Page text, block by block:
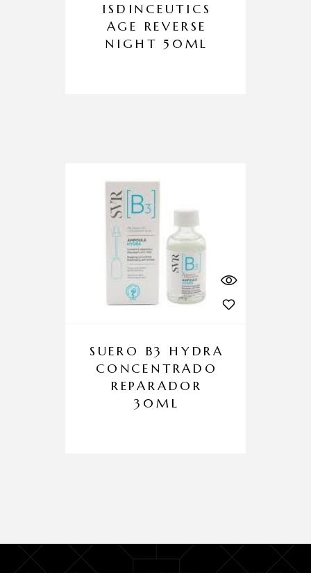
ISDINCEUTICS
AGE REVERSE
NIGHT 50ML
SUERO B3 HYDRA
CONCENTRADO
REPARADOR
30ML